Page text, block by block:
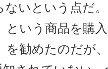
ないという点だ
という商品を購
を勧めたのだが